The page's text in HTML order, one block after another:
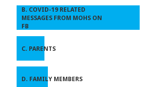
B. COVID-19 RELATED
MESSAGES FROM MOHS ON
FB
C. PARENTS
D. FAMILY MEMBERS